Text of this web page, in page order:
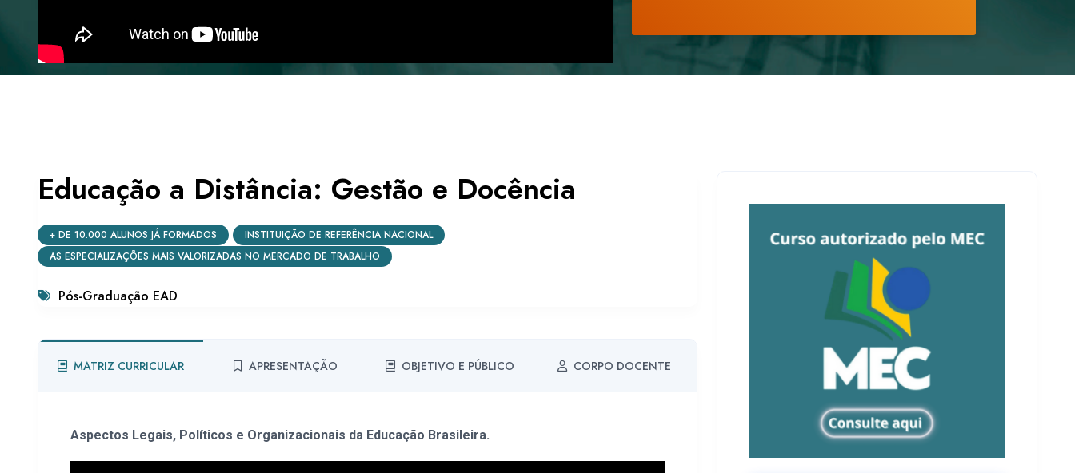
Educação a Distância: Gestão e Docência
+ DE 10.000 ALUNOS JÁ FORMADOS
INSTITUIÇÃO DE REFERÊNCIA NACIONAL
AS ESPECIALIZAÇÕES MAIS VALORIZADAS NO MERCADO DE TRABALHO
Pós-Graduação EAD
MATRIZ CURRICULAR APRESENTAÇÃO OBJETIVO E PÚBLICO CORPO DOCENTE
Aspectos Legais, Políticos e Organizacionais da Educação Brasileira.